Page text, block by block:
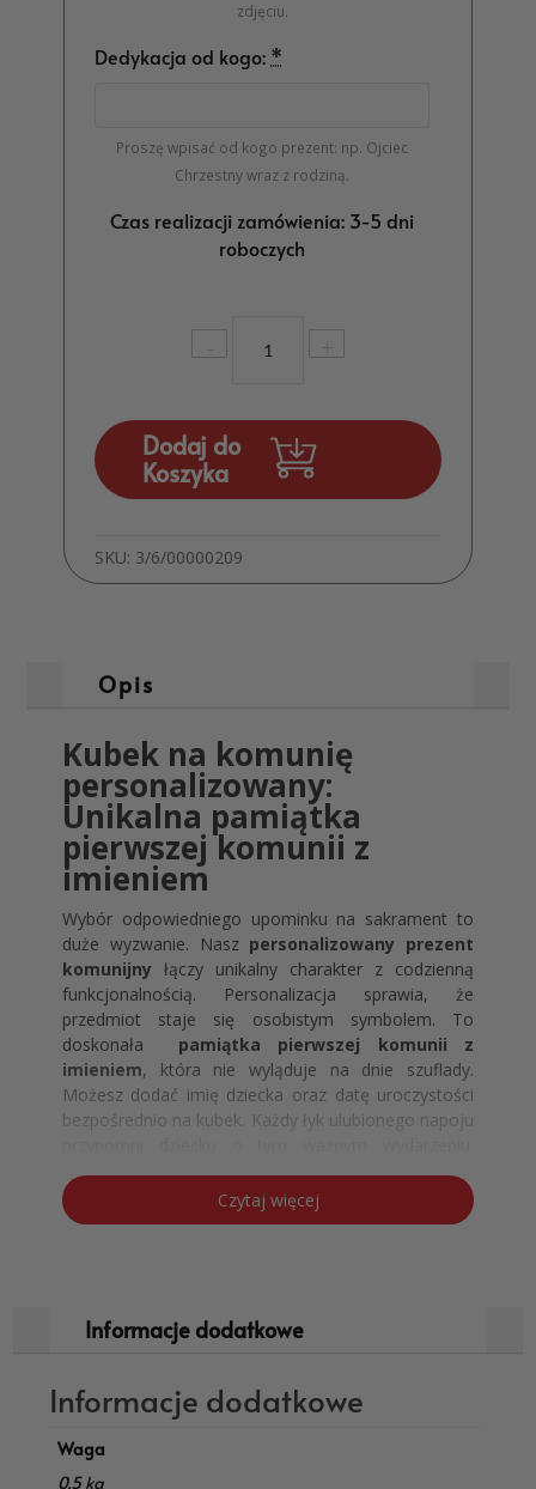
zdjęciu.
Dedykacja od kogo: *
Proszę wpisać od kogo prezent: np. Ojciec
Chrzestny wraz z rodziną.
Czas realizacji zamówienia: 3-5 dni
roboczych
-
Kubek
Świętą
Imieniem
Komunijny
+
Dodaj do
Koszyka
SKU: 3/6/00000209
Opis
Kubek na komunię
personalizowany:
Unikalna pamiątka
pierwszej komunii z
imieniem
Wybór odpowiedniego upominku na sakrament to
duże wyzwanie. Nasz personalizowany prezent
komunijny łączy unikalny charakter z codzienną
funkcjonalnością. Personalizacja sprawia, że
przedmiot staje się osobistym symbolem. To
doskonała pamiątka pierwszej komunii z
imieniem, która nie wyląduje na dnie szuflady.
Możesz dodać imię dziecka oraz datę uroczystości
bezpośrednio na kubek. Każdy łyk ulubionego napoju
Produkt idealnie wpisuje się w nowoczesne trendy
prezentowe.
Ten model zaprojektowano specjalnie z myślą o
estetykę wykonania. Subtelna grafika kielicha IHS w
tworzą produkt klasy premium. Nasz kubek wyróżnia
się na tle masowych ofert dostępnych w sieci.
Czytaj więcej
Informacje dodatkowe
Informacje dodatkowe
Waga
0,5 kg